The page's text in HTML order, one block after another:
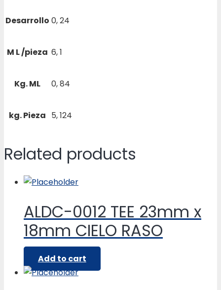
Desarrollo 0, 24
M L /pieza 6, 1
Kg. ML 0, 84
kg. Pieza 5, 124
Related products
ALDC-0012 TEE 23mm x
18mm CIELO RASO
Add to cart